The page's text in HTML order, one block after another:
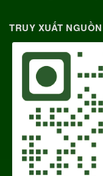
TRUY XUẤT